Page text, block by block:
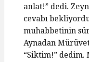
anlat!” dedi.
cevabı
muhabbetinin
Aynadan
“Siktim!” dedim.